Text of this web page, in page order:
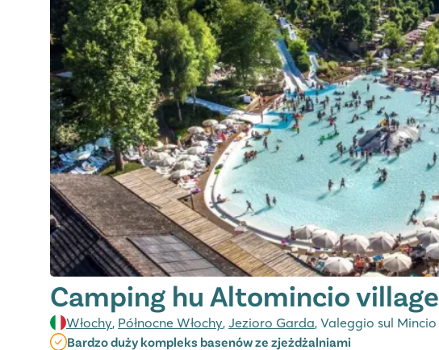
Camping hu Altomincio village
Włochy, Północne Włochy, Jezioro Garda, Valeggio sul Mincio
Bardzo duży kompleks basenów ze zjeżdżalniami